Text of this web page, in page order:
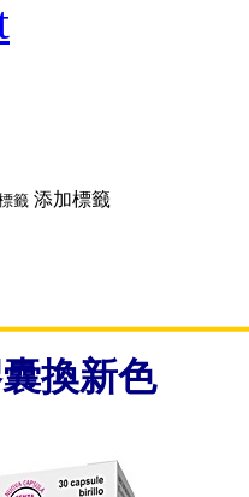
添加標籤
換新色